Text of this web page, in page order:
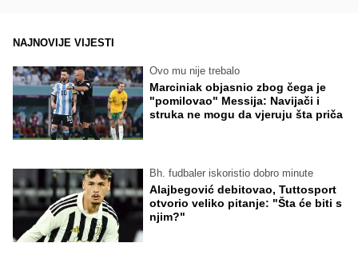
NAJNOVIJE VIJESTI
Ovo mu nije trebalo
Marciniak objasnio zbog čega je
"pomilovao" Messija: Navijači i
struka ne mogu da vjeruju šta priča
Bh. fudbaler iskoristio dobro minute
Alajbegović debitovao, Tuttosport
otvorio veliko pitanje: "Šta će biti s
njim?"